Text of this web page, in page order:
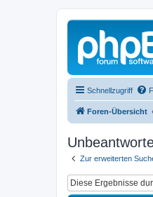
Schnellzugriff
Foren-Übersicht
Zur erweiterten